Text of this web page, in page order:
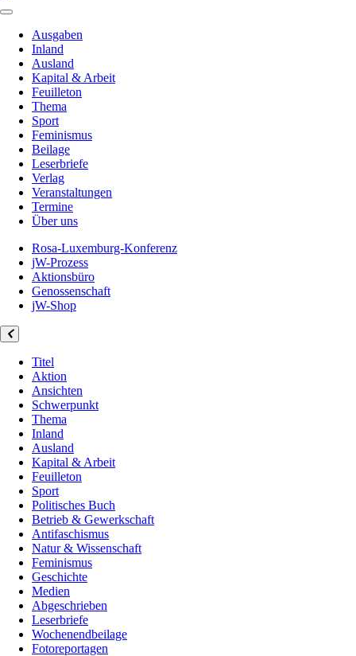
Ausgaben
Inland
Ausland
Kapital & Arbeit
Feuilleton
Thema
Sport
Feminismus
Beilage
Leserbriefe
Verlag
Veranstaltungen
Termine
Über uns
Rosa-Luxemburg-Konferenz
jW-Prozess
Aktionsbüro
Genossenschaft
jW-Shop
Titel
Aktion
Ansichten
Schwerpunkt
Thema
Inland
Ausland
Kapital & Arbeit
Feuilleton
Sport
Politisches Buch
Betrieb & Gewerkschaft
Antifaschismus
Natur & Wissenschaft
Feminismus
Geschichte
Medien
Abgeschrieben
Leserbriefe
Wochenendbeilage
Fotoreportagen